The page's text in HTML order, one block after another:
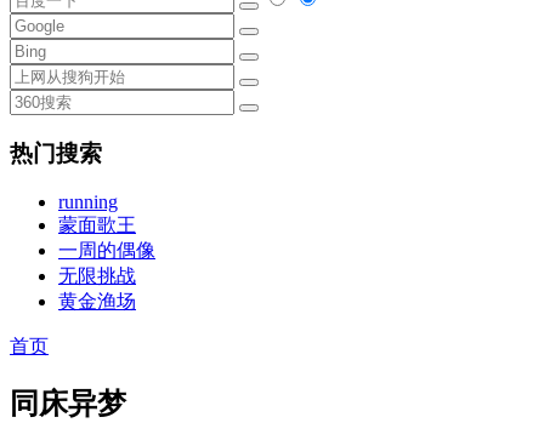
热门搜索
running
蒙面歌王
一周的偶像
无限挑战
黄金渔场
首页
同床异梦